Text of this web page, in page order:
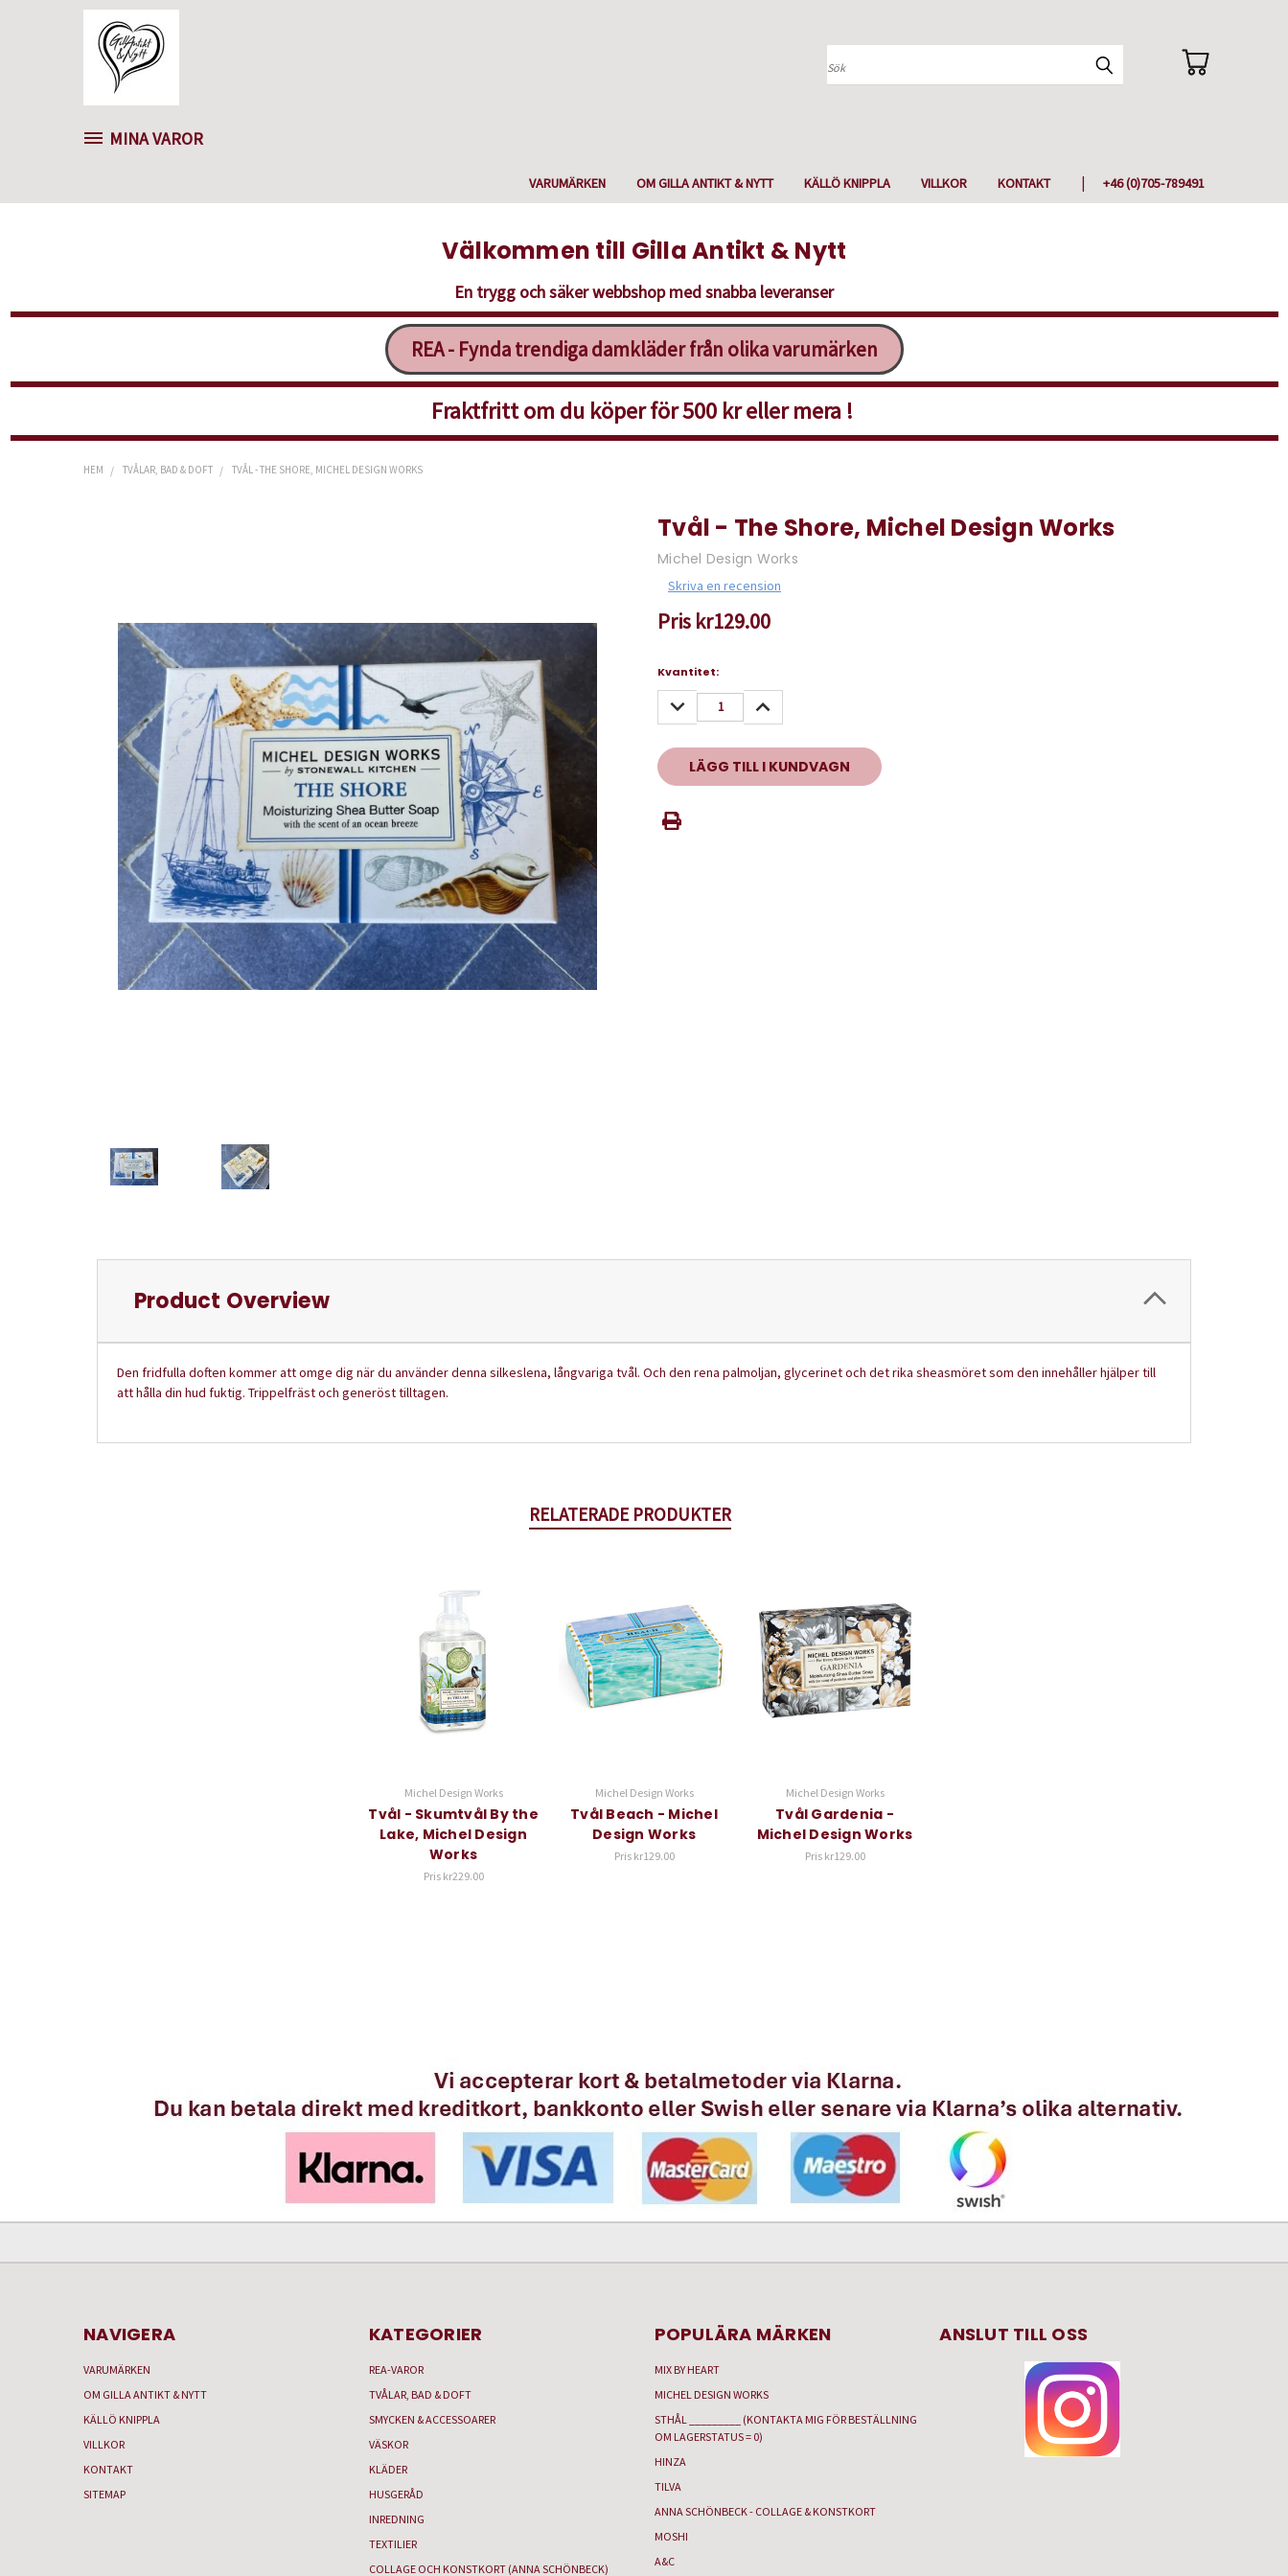
Sök
MINA VAROR
VARUMÄRKEN OM GILLA ANTIKT & NYTT KÄLLÖ KNIPPLA VILLKOR KONTAKT +46 (0)705-789491
Välkommen till Gilla Antikt & Nytt
En trygg och säker webbshop med snabba leveranser
REA - Fynda trendiga damkläder från olika varumärken
Fraktfritt om du köper för 500 kr eller mera !
HEM TVÅLAR, BAD & DOFT TVÅL - THE SHORE, MICHEL DESIGN WORKS
Tvål - The Shore, Michel Design Works
Michel Design Works
Skriva en recension
Pris kr129.00
Nuvarande
lager:
Kvantitet:
MINSKA
KVANTITET:
ÖKA
KVANTITET:
Product Overview
Den fridfulla doften kommer att omge dig när du använder denna silkeslena, långvariga tvål. Och den rena palmoljan, glycerinet och det rika sheasmöret som den innehåller hjälper till
att hålla din hud fuktig. Trippelfräst och generöst tilltagen.
RELATERADE PRODUKTER
Michel Design Works
Tvål - Skumtvål By the
Lake, Michel Design
Works
Pris kr229.00
Michel Design Works
Tvål Beach - Michel
Design Works
Pris kr129.00
Michel Design Works
Tvål Gardenia -
Michel Design Works
Pris kr129.00
NAVIGERA
VARUMÄRKEN
OM GILLA ANTIKT & NYTT
KÄLLÖ KNIPPLA
VILLKOR
KONTAKT
SITEMAP
KATEGORIER
REA-VAROR
TVÅLAR, BAD & DOFT
SMYCKEN & ACCESSOARER
VÄSKOR
KLÄDER
HUSGERÅD
INREDNING
TEXTILIER
COLLAGE OCH KONSTKORT (ANNA SCHÖNBECK)
POPULÄRA MÄRKEN
MIX BY HEART
MICHEL DESIGN WORKS
STHÅL _________ (KONTAKTA MIG FÖR BESTÄLLNING
OM LAGERSTATUS = 0)
HINZA
TILVA
ANNA SCHÖNBECK - COLLAGE & KONSTKORT
MOSHI
A&C
ANSLUT TILL OSS